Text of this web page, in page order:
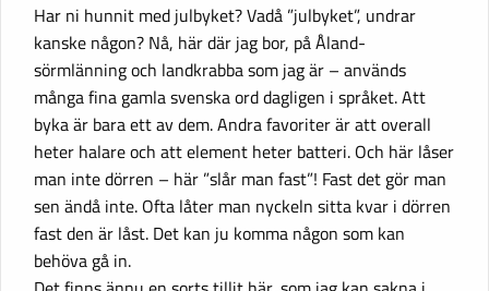
Har ni hunnit med julbyket? Vadå ”julbyket”, undrar
kanske någon? Nå, här där jag bor, på Åland-
sörmlänning och landkrabba som jag är – används
många fina gamla svenska ord dagligen i språket. Att
byka är bara ett av dem. Andra favoriter är att overall
heter halare och att element heter batteri. Och här låser
man inte dörren – här ”slår man fast”! Fast det gör man
sen ändå inte. Ofta låter man nyckeln sitta kvar i dörren
fast den är låst. Det kan ju komma någon som kan
behöva gå in.